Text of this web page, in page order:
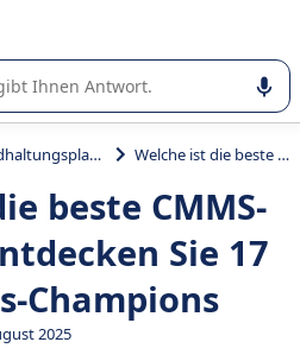
der Nutzung oder Auswahl
Instandhaltungsplanungs- und -steuerungssystem (IPS) Welche ist die beste CMMS-Software? Entdecken Sie 17 Wartungs-Champions
beste CMMS-
Sie 17
Champions
2025